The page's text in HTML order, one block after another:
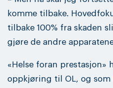
komme tilbake.
tilbake 100% fra skaden
gjøre de andre
«Helse foran
oppkjøring til OL, og som